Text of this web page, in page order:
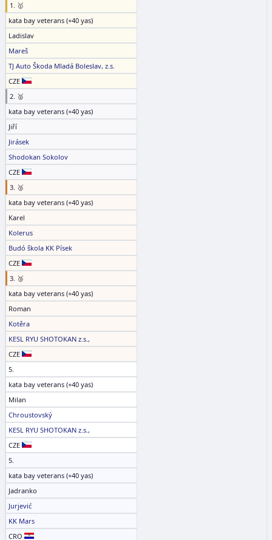
1. 🥇
kata bay veterans (+40 yas)
Ladislav
Mareš
TJ Auto Škoda Mladá Boleslav, z.s.
CZE
2. 🥈
kata bay veterans (+40 yas)
Jiří
Jirásek
Shodokan Sokolov
CZE
3. 🥉
kata bay veterans (+40 yas)
Karel
Kolerus
Budó škola KK Písek
CZE
3. 🥉
kata bay veterans (+40 yas)
Roman
Kotěra
KESL RYU SHOTOKAN z.s.,
CZE
5.
kata bay veterans (+40 yas)
Milan
Chroustovský
KESL RYU SHOTOKAN z.s.,
CZE
5.
kata bay veterans (+40 yas)
Jadranko
Jurjević
KK Mars
CRO